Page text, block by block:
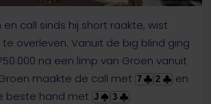
call sinds hij short raakte, wist
overleven. Vanuit de big blind ging
na een limp van Groen vanuit
maakte de call met 7 2
en
beste hand met J 3 .